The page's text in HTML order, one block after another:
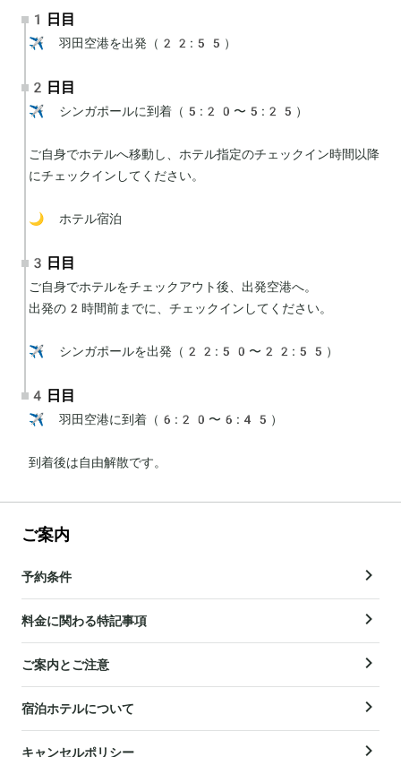
1日目
✈️ 羽田空港を出発（22:55）
2日目
✈️ シンガポールに到着（5:20〜5:25）
ご自身でホテルへ移動し、ホテル指定のチェックイン時間以降
にチェックインしてください。
🌙 ホテル宿泊
3日目
ご自身でホテルをチェックアウト後、出発空港へ。
出発の2時間前までに、チェックインしてください。
✈️ シンガポールを出発（22:50〜22:55）
4日目
✈️ 羽田空港に到着（6:20〜6:45）
到着後は自由解散です。
ご案内
予約条件
料金に関わる特記事項
ご案内とご注意
宿泊ホテルについて
キャンセルポリシー